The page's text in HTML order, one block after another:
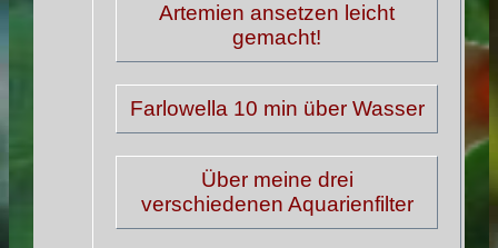
Artemien ansetzen leicht
gemacht!
Farlowella 10 min über Wasser
Über meine drei
verschiedenen Aquarienfilter